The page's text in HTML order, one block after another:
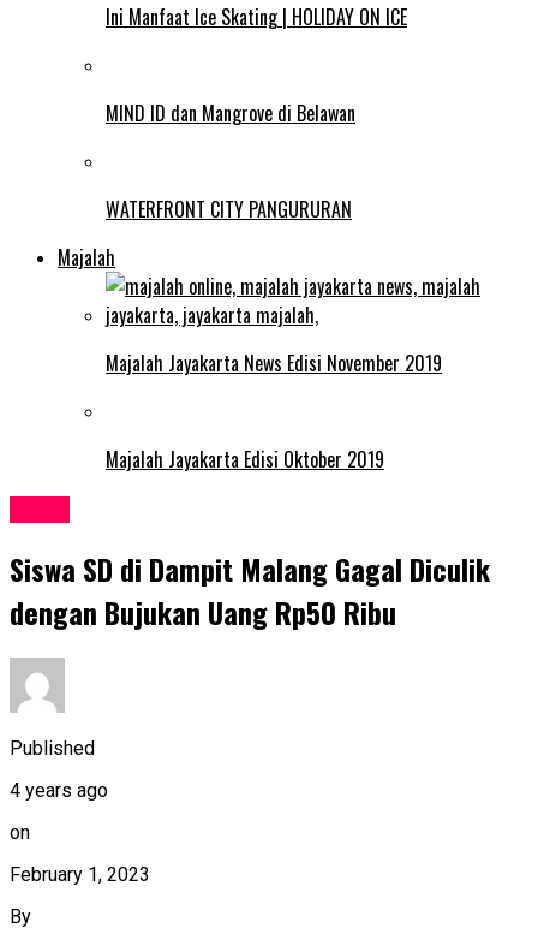
Ini Manfaat Ice Skating | HOLIDAY ON ICE
MIND ID dan Mangrove di Belawan
WATERFRONT CITY PANGURURAN
Majalah
Majalah Jayakarta News Edisi November 2019
Majalah Jayakarta Edisi Oktober 2019
Siswa SD di Dampit Malang Gagal Diculik
dengan Bujukan Uang Rp50 Ribu
Published
4 years ago
on
February 1, 2023
By